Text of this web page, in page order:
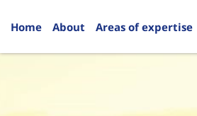
Home About Areas of expertise